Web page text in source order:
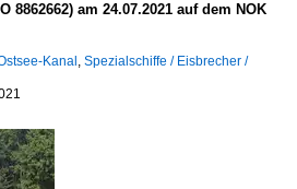
8862662) am 24.07.2021 auf dem NOK
Kanal , Spezialschiffe / Eisbrecher /